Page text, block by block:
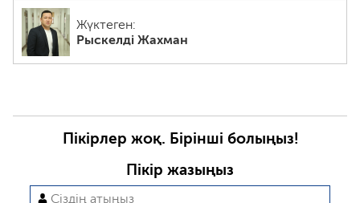
Жүктеген:
Рыскелді Жахман
Пікірлер жоқ. Бірінші болыңыз!
Пікір жазыңыз